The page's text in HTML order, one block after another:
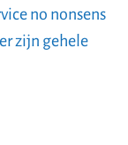
no nonsens
zijn gehele